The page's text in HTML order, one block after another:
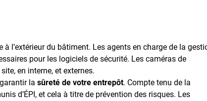
à l’extérieur du bâtiment. Les agents en charge de la
pour les logiciels de sécurité. Les caméras de
en interne, et externes.
garantir lasûreté de votre entrepôt. Compte tenu de la
d’ÉPI, et cela à titre de prévention des risques. Les